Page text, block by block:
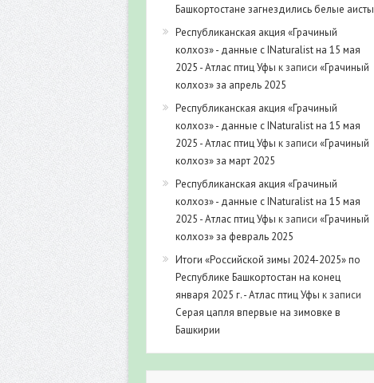
Башкортостане загнездились белые аисты
Республиканская акция «Грачиный
колхоз» - данные с INaturalist на 15 мая
2025 - Атлас птиц Уфы к записи «Грачиный
колхоз» за апрель 2025
Республиканская акция «Грачиный
колхоз» - данные с INaturalist на 15 мая
2025 - Атлас птиц Уфы к записи «Грачиный
колхоз» за март 2025
Республиканская акция «Грачиный
колхоз» - данные с INaturalist на 15 мая
2025 - Атлас птиц Уфы к записи «Грачиный
колхоз» за февраль 2025
Итоги «Российской зимы 2024-2025» по
Республике Башкортостан на конец
января 2025 г. - Атлас птиц Уфы к записи
Серая цапля впервые на зимовке в
Башкирии